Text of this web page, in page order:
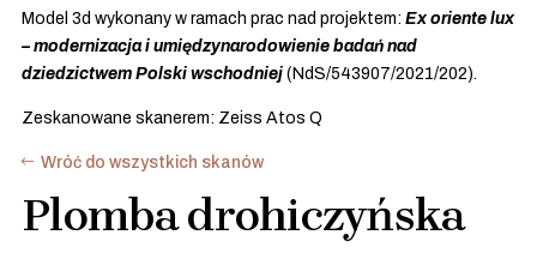
Model 3d wykonany w ramach prac nad projektem: Ex oriente lux
– modernizacja i umiędzynarodowienie badań nad
dziedzictwem Polski wschodniej (NdS/543907/2021/202).
Zeskanowane skanerem: Zeiss Atos Q
Wróć do wszystkich skanów
Plomba drohiczyńska